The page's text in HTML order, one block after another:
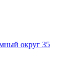
округ 35